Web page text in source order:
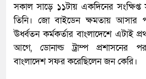
সকাল সাড়ে ১১টায় একদিনের
তিনি। জো বাইডেন ক্ষমতায় আসার
ঊর্ধ্বতন কর্মকর্তার বাংলাদেশে এটাই
আগে, ডোনাল্ড ট্রাম্প প্রশাসনের
বাংলাদেশ সফর করেছিলেন জন কেরি।